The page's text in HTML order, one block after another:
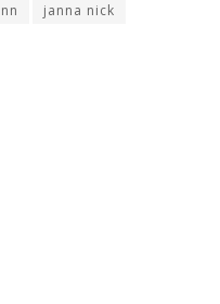
janna nick